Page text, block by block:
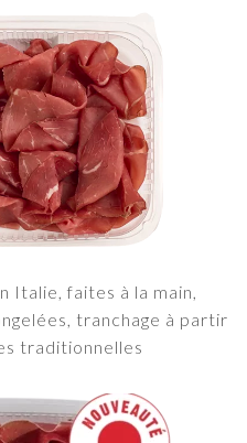
Italie, faites à la main,
tranchage à partir
traditionnelles